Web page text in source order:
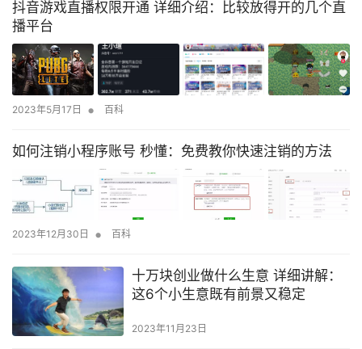
抖音游戏直播权限开通 详细介绍：比较放得开的几个直
播平台
2023年5月17日 • 百科
如何注销小程序账号 秒懂：免费教你快速注销的方法
2023年12月30日 • 百科
十万块创业做什么生意 详细讲解：
这6个小生意既有前景又稳定
2023年11月23日